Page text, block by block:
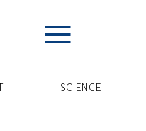
​SCIENCE